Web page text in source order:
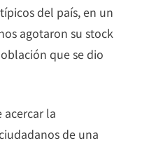
del país, en un
agotaron su stock
que se dio
acercar la
de una